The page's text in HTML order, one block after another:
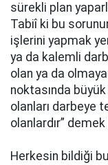
sürekli plan
Tabiî ki bu
işlerini yapmak
ya da kalemli
olan ya da
noktasında
olanları darbeye
olanlardır”
Herkesin bildiği